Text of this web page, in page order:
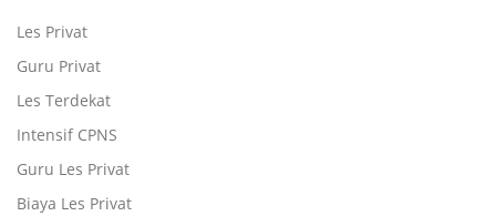
Les Privat
Guru Privat
Les Terdekat
Intensif CPNS
Guru Les Privat
Biaya Les Privat